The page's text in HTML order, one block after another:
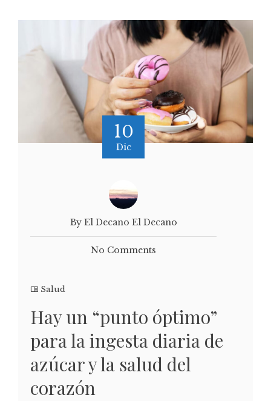
10
Dic
By El Decano El Decano
No Comments
Salud
Hay un “punto óptimo”
para la ingesta diaria de
azúcar y la salud del
corazón